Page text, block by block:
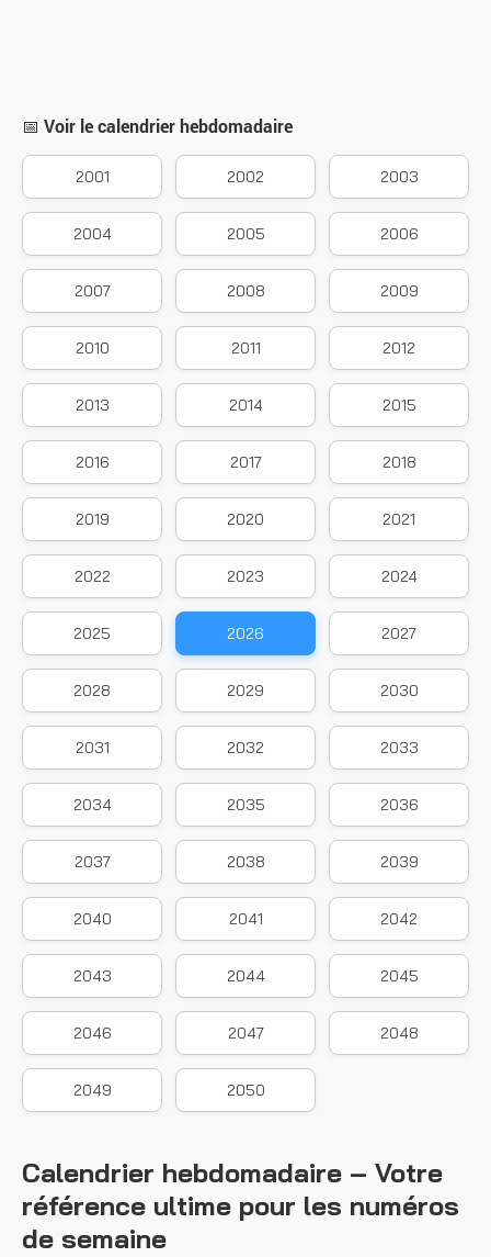
📅 Voir le calendrier hebdomadaire
2001 2002 2003
2004 2005 2006
2007 2008 2009
2010 2011 2012
2013 2014 2015
2016 2017 2018
2019 2020 2021
2022 2023 2024
2025 2026 2027
2028 2029 2030
2031 2032 2033
2034 2035 2036
2037 2038 2039
2040 2041 2042
2043 2044 2045
2046 2047 2048
2049 2050
Calendrier hebdomadaire – Votre
référence ultime pour les numéros
de semaine